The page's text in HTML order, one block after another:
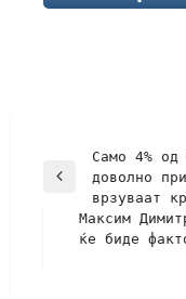
Само 4% од
доволно
врзуваат
Максим
ќе биде